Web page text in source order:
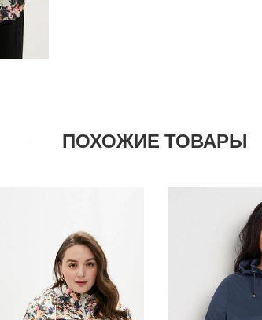
ПОХОЖИЕ ТОВАРЫ